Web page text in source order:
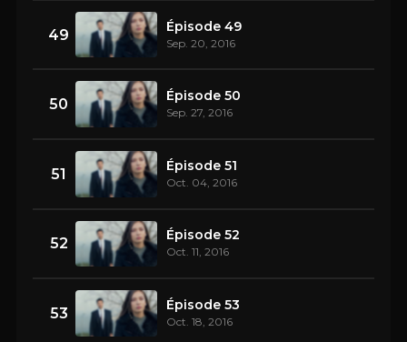
49 Épisode 49
Sep. 20, 2016
50 Épisode 50
Sep. 27, 2016
51 Épisode 51
Oct. 04, 2016
52 Épisode 52
Oct. 11, 2016
53 Épisode 53
Oct. 18, 2016